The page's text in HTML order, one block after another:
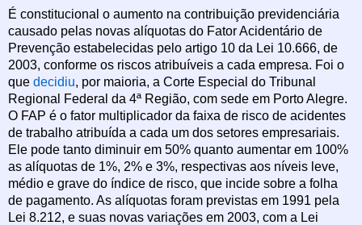
É constitucional o aumento na contribuição previdenciária
causado pelas novas alíquotas do Fator Acidentário de
Prevenção estabelecidas pelo artigo 10 da Lei 10.666, de
2003, conforme os riscos atribuíveis a cada empresa. Foi o
que decidiu, por maioria, a Corte Especial do Tribunal
Regional Federal da 4ª Região, com sede em Porto Alegre.
O FAP é o fator multiplicador da faixa de risco de acidentes
de trabalho atribuída a cada um dos setores empresariais.
Ele pode tanto diminuir em 50% quanto aumentar em 100%
as alíquotas de 1%, 2% e 3%, respectivas aos níveis leve,
médio e grave do índice de risco, que incide sobre a folha
de pagamento. As alíquotas foram previstas em 1991 pela
Lei 8.212, e suas novas variações em 2003, com a Lei